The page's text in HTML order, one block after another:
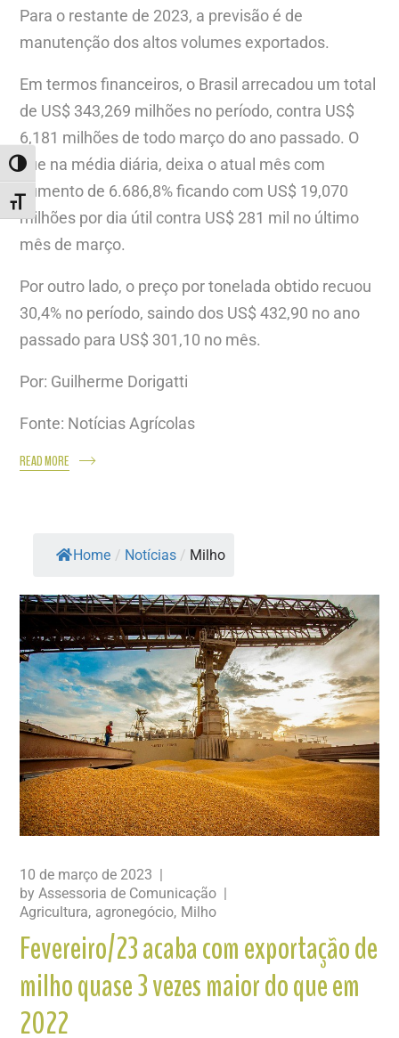
ALTERNAR ALTO CONTRASTE
ALTERNAR TAMANHO DA FONTE
Para o restante de 2023, a previsão é de
manutenção dos altos volumes exportados.
Em termos financeiros, o Brasil arrecadou um total
de US$ 343,269 milhões no período, contra US$
6,181 milhões de todo março do ano passado. O
que na média diária, deixa o atual mês com
aumento de 6.686,8% ficando com US$ 19,070
milhões por dia útil contra US$ 281 mil no último
mês de março.
Por outro lado, o preço por tonelada obtido recuou
30,4% no período, saindo dos US$ 432,90 no ano
passado para US$ 301,10 no mês.
Por: Guilherme Dorigatti
Fonte: Notícias Agrícolas
READ MORE
Home / Notícias / Milho
10 de março de 2023
byAssessoria de Comunicação
Agricultura agronegócio Milho
Fevereiro/23 acaba com exportação de
milho quase 3 vezes maior do que em
2022